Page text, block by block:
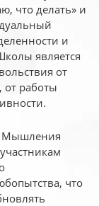
что делать» и
и
является
от
от работы
Мышления
что